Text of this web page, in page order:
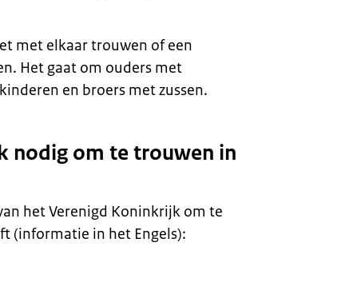
met elkaar trouwen of een
Het gaat om ouders met
en broers met zussen.
nodig om te trouwen in
het Verenigd Koninkrijk om te
(informatie in het Engels):